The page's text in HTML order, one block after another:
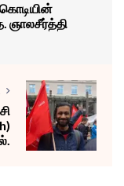
ஞாலசீர்த்தி